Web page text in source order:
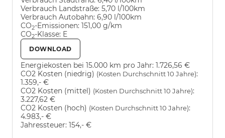
Verbrauch Landstraße: 5,70 l/100km
Verbrauch Autobahn: 6,90 l/100km
CO2-Emissionen: 151,00 g/km
CO2-Klasse: E
DOWNLOAD
Energiekosten bei 15.000 km pro Jahr: 1.726,56 €
CO2 Kosten (niedrig) (Kosten Durchschnitt 10 Jahre):
1.359,- €
CO2 Kosten (mittel) (Kosten Durchschnitt 10 Jahre):
3.227,62 €
CO2 Kosten (hoch) (Kosten Durchschnitt 10 Jahre):
4.983,- €
Jahressteuer: 154,- €